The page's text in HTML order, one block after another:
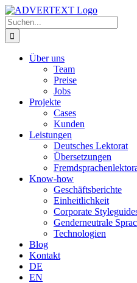
Zum
Inhalt
springen
Suche
nach:
Über uns
Team
Preise
Jobs
Projekte
Cases
Kunden
Leistungen
Deutsches Lektorat
Übersetzungen
Know-how
Geschäftsberichte
Einheitlichkeit
Corporate
Genderneutrale
Technologien
Blog
Kontakt
DE
EN